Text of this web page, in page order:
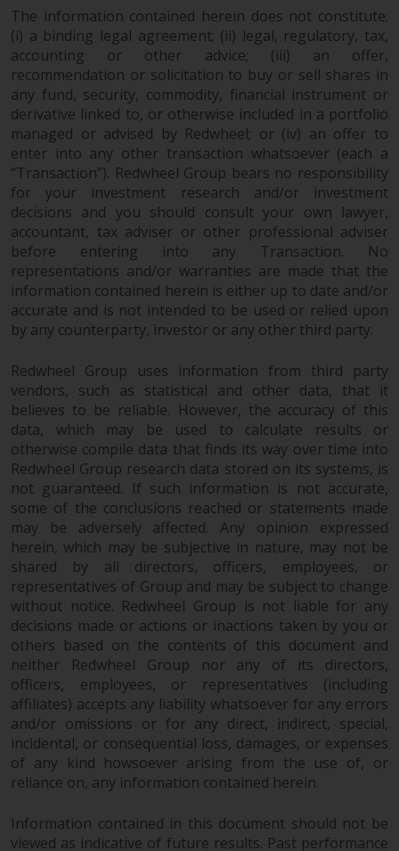
Sie ist, prüfen Sie sorgfältig die
Anlageziele, das Risiko sowie die
Gebühren und Ausgaben des
Fonds prüfen. Diese und andere
Informationen finden Sie im
Verkaufsprospekt des Fonds, der
telefonisch unter 1-855-RWC-
FUND erhältlich ist oder indem
Sie
https://www.redwheel.com/us/en/
and-documents/ besuchen. Bitte
lesen Sie den Verkaufsprospekt
sorgfältig durch, bevor Sie
investieren.
Andere auf dieser Website
nicht den gleichen
regulatorischen Anforderungen
wie 40 Act Funds, einschließlich
der Anforderungen an
Investmentfonds, Anlegern
bestimmte regelmäßige und
standardisierte Preis- und
Bewertungsinformationen zur
Verfügung zu stellen. Qualifizierte
potenzielle Anleger sollten vor
einer Anlage in diese Fonds das
Angebotsprospekt und andere
zugehörige Fondsdokumente
konsultieren, um eine
vollständige Liste der Risiken und
andere relevante Informationen
zu erhalten.
Diese Website beschreibt die
The information contained herein does not constitute:
(i) a binding legal agreement; (ii) legal, regulatory, tax,
accounting or other advice; (iii) an offer,
recommendation or solicitation to buy or sell shares in
any fund, security, commodity, financial instrument or
derivative linked to, or otherwise included in a portfolio
managed or advised by Redwheel; or (iv) an offer to
enter into any other transaction whatsoever (each a
“Transaction”). Redwheel Group bears no responsibility
for your investment research and/or investment
decisions and you should consult your own lawyer,
accountant, tax adviser or other professional adviser
before entering into any Transaction. No
representations and/or warranties are made that the
information contained herein is either up to date and/or
accurate and is not intended to be used or relied upon
by any counterparty, investor or any other third party.
Redwheel Group uses information from third party
vendors, such as statistical and other data, that it
believes to be reliable. However, the accuracy of this
data, which may be used to calculate results or
otherwise compile data that finds its way over time into
Redwheel Group research data stored on its systems, is
not guaranteed. If such information is not accurate,
some of the conclusions reached or statements made
may be adversely affected. Any opinion expressed
herein, which may be subjective in nature, may not be
shared by all directors, officers, employees, or
representatives of Group and may be subject to change
without notice. Redwheel Group is not liable for any
decisions made or actions or inactions taken by you or
others based on the contents of this document and
neither Redwheel Group nor any of its directors,
officers, employees, or representatives (including
affiliates) accepts any liability whatsoever for any errors
and/or omissions or for any direct, indirect, special,
incidental, or consequential loss, damages, or expenses
of any kind howsoever arising from the use of, or
reliance on, any information contained herein.
Information contained in this document should not be
viewed as indicative of future results. Past performance